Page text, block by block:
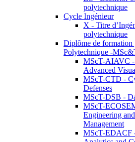
polytechnique
Cycle Ingénieur
X - Titre
polytechnique
Diplôme de formation
Polytechnique -
MScT-AIAVC -
Advanced
MScT-CTD -
Defenses
MScT-DSB -
MScT-
Engineering
Management
MScT-EDACF